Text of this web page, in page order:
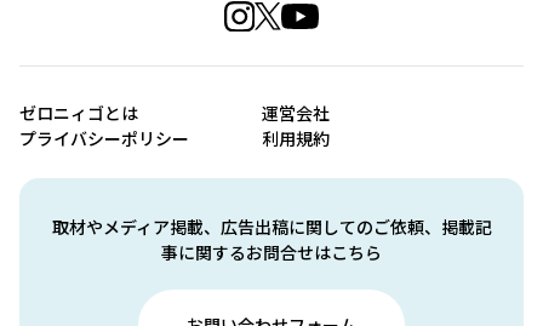
取材やメディア掲載、広告出稿に関してのご依頼、掲載記
事に関するお問合せはこちら
ゼロニィゴとは
運営会社
プライバシーポリシー
利用規約